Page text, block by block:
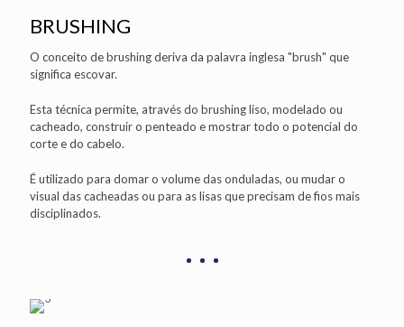
BRUSHING
O conceito de brushing deriva da palavra inglesa "brush" que
significa escovar.
Esta técnica permite, através do brushing liso, modelado ou
cacheado, construir o penteado e mostrar todo o potencial do
corte e do cabelo.
É utilizado para domar o volume das onduladas, ou mudar o
visual das cacheadas ou para as lisas que precisam de fios mais
disciplinados.